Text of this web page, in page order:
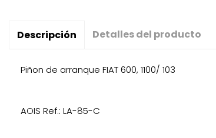
Descripción Detalles del producto
Piñon de arranque FIAT 600, 1100/ 103
AOIS Ref.: LA-85-C